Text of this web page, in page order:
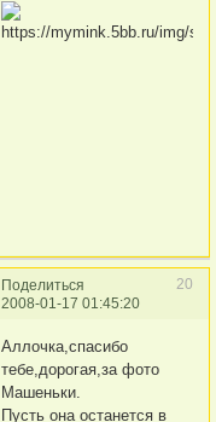
Поделиться
20
2008-01-17 01:45:20
Аллочка,спасибо
тебе,дорогая,за фото
Машеньки.
Пусть она останется в